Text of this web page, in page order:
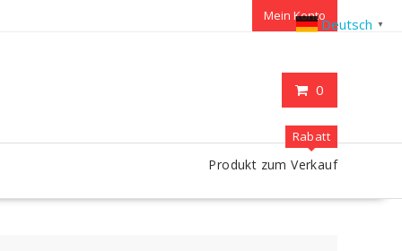
Mein Konto
0
Rabatt
Produkt zum Verkauf
Deutsch ▼